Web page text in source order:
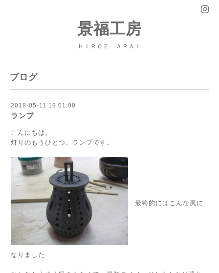
景福工房
ＨＩＲＯＥ ＡＲＡＩ
ブログ
2018-05-11 19:01:00
ランプ
こんにちは。
灯りのもうひとつ、ランプです。
最終的にはこんな風に
なりました